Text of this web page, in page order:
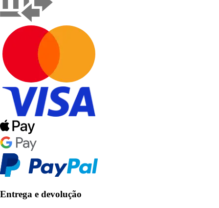
Entrega e devolução